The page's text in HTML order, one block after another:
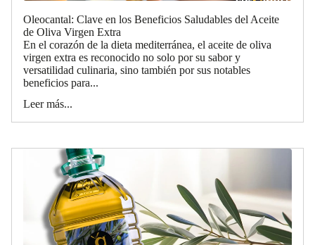
Oleocantal: Clave en los Beneficios Saludables del Aceite
de Oliva Virgen Extra
En el corazón de la dieta mediterránea, el aceite de oliva
virgen extra es reconocido no solo por su sabor y
versatilidad culinaria, sino también por sus notables
beneficios para...
Leer más...